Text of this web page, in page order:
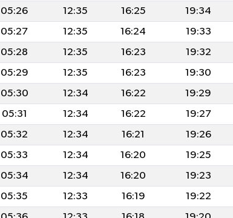
05:26 12:35 16:25 19:34
05:27 12:35 16:24 19:33
05:28 12:35 16:23 19:32
05:29 12:35 16:23 19:30
05:30 12:34 16:22 19:29
05:31 12:34 16:22 19:27
05:32 12:34 16:21 19:26
05:33 12:34 16:20 19:25
05:34 12:34 16:20 19:23
05:35 12:33 16:19 19:22